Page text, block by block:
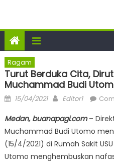
Ragam
Turut Berduka Cita,
Muchammad Budi
Posted
15/04/2021 Author
Editor1
Medan, buanapagi.com–
Muchammad Budi Utomo
(15/4/2021) di Rumah Sakit
Utomo menghembuskan